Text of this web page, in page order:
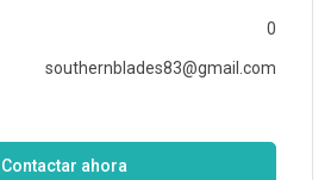
0
southernblades83@gmail.com
Contactar ahora